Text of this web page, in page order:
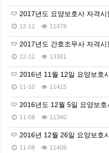
2017년도 요양보호사 자격시
12-12 11478
2017년도 간호조무사 자격시
12-12 13381
2016년 11월 12일 요양보호
11-10 11415
2016년도 12월 5일 요양보
11-08 11340
2016년 12월 26일 요양보호
11-08 11408